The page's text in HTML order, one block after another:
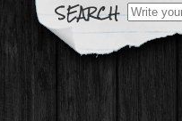
Search
for: